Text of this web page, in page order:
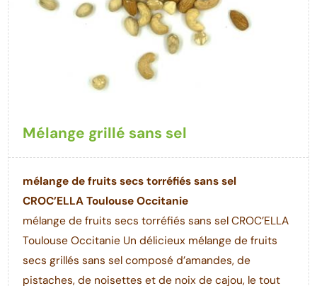
Mélange grillé sans sel
mélange de fruits secs torréfiés sans sel
CROC’ELLA Toulouse Occitanie
mélange de fruits secs torréfiés sans sel CROC’ELLA
Toulouse Occitanie Un délicieux mélange de fruits
secs grillés sans sel composé d’amandes, de
pistaches, de noisettes et de noix de cajou, le tout